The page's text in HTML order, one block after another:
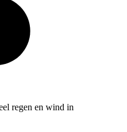
regen en wind in